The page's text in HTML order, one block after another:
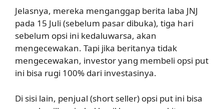
Jelasnya, mereka menganggap berita laba JNJ
pada 15 Juli (sebelum pasar dibuka), tiga hari
sebelum opsi ini kedaluwarsa, akan
mengecewakan. Tapi jika beritanya tidak
mengecewakan, investor yang membeli opsi put
ini bisa rugi 100% dari investasinya.
Di sisi lain, penjual (short seller) opsi put ini bisa